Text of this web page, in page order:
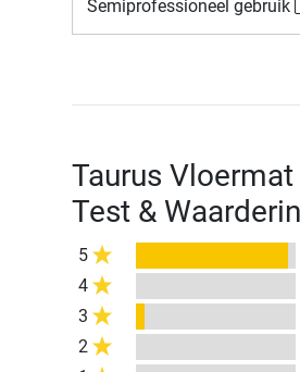
Semiprofessioneel gebruik
Taurus
Test &
5
4
3
2